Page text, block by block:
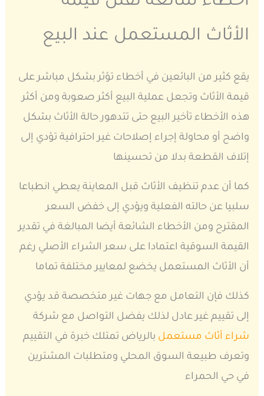
الأثاث المستعمل عند البيع
يقع كثير من البائعين في أخطاء تؤثر بشكل مباشر على
قيمة الأثاث وتجعل عملية البيع أكثر صعوبة ومن أكثر
هذه الأخطاء تأخير البيع حتى تتدهور حالة الأثاث بشكل
واضح أو محاولة إجراء إصلاحات غير احترافية تؤدي إلى
إتلاف القطعة بدلا من تحسينها
كما أن عدم تنظيف الأثاث قبل المعاينة يعطي انطباعا
سلبيا عن حالته الفعلية ويؤدي إلى خفض السعر
المقترح ومن الأخطاء الشائعة أيضا المبالغة في تقدير
القيمة السوقية اعتمادا على سعر الشراء الأصلي رغم
أن الأثاث المستعمل يخضع لمعايير مختلفة تماما
كذلك فإن التعامل مع جهات غير متخصصة قد يؤدي
إلى تقييم غير عادل لذلك يفضل التواصل مع شركة
شراء أثاث مستعمل بالرياض تمتلك خبرة في التقييم
وتعرف طبيعة السوق المحلي ومتطلبات المشترين
في حي الحمراء